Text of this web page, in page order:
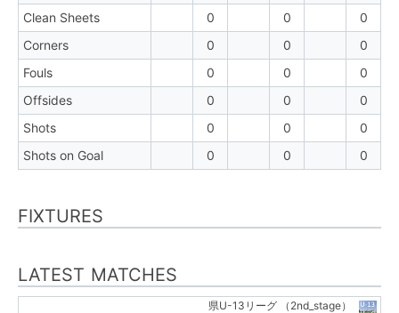
Clean Sheets
0 0
0
Corners
0 0
0
Fouls
0 0
0
Offsides
0 0
0
Shots
0 0
0
Shots on Goal
0 0 0
FIXTURES
LATEST MATCHES
県U-13リーグ （2nd_stage）